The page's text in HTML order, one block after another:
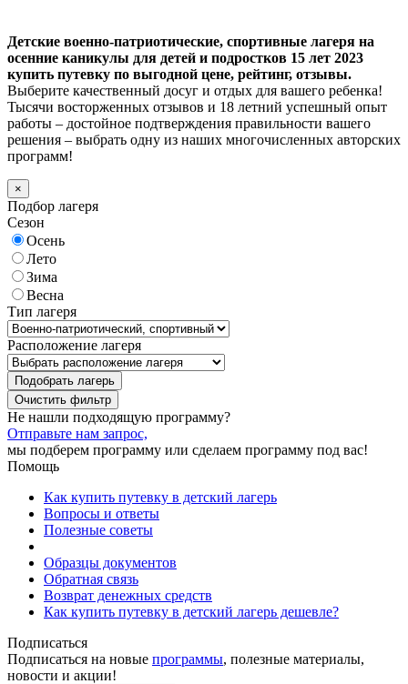
Детские военно-патриотические, спортивные лагеря на
осенние каникулы для детей и подростков 15 лет 2023
купить путевку по выгодной цене, рейтинг, отзывы.
Выберите качественный досуг и отдых для вашего ребенка!
Тысячи восторженных отзывов и 18 летний успешный опыт
работы – достойное подтверждения правильности вашего
решения – выбрать одну из наших многочисленных авторских
программ!
×
Подбор лагеря
Сезон
Осень
Лето
Зима
Весна
Тип лагеря
Расположение лагеря
Подобрать лагерь
Не нашли подходящую программу?
Отправьте нам запрос,
мы подберем программу или сделаем программу под вас!
Помощь
Как купить путевку в детский лагерь
Вопросы и ответы
Полезные советы
Образцы документов
Обратная связь
Возврат денежных средств
Как купить путевку в детский лагерь дешевле?
Подписаться
Подписаться на новые программы, полезные материалы,
новости и акции!